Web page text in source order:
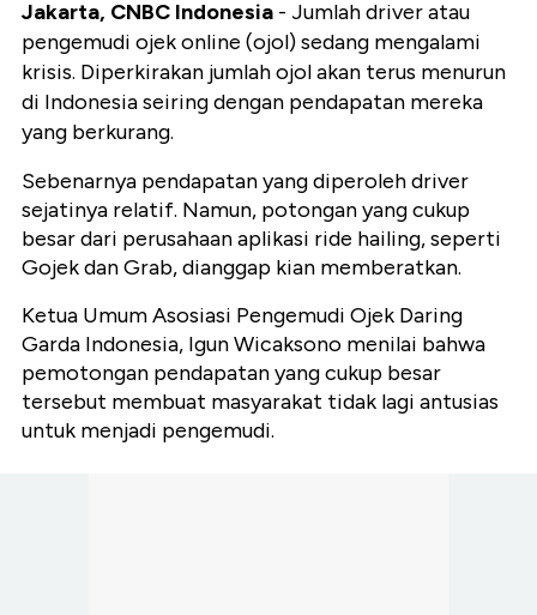
Jakarta, CNBC Indonesia - Jumlah driver atau
pengemudi ojek online (ojol) sedang mengalami
krisis. Diperkirakan jumlah ojol akan terus menurun
di Indonesia seiring dengan pendapatan mereka
yang berkurang.
Sebenarnya pendapatan yang diperoleh driver
sejatinya relatif. Namun, potongan yang cukup
besar dari perusahaan aplikasi ride hailing, seperti
Gojek dan Grab, dianggap kian memberatkan.
Ketua Umum Asosiasi Pengemudi Ojek Daring
Garda Indonesia, Igun Wicaksono menilai bahwa
pemotongan pendapatan yang cukup besar
tersebut membuat masyarakat tidak lagi antusias
untuk menjadi pengemudi.